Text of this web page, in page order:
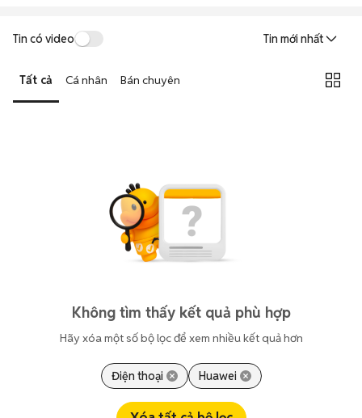
Tin có video Tin mới nhất
Tất cả Cá nhân Bán chuyên
Không tìm thấy kết quả phù hợp
Hãy xóa một số bộ lọc để xem nhiều kết quả hơn
Điện thoại Huawei